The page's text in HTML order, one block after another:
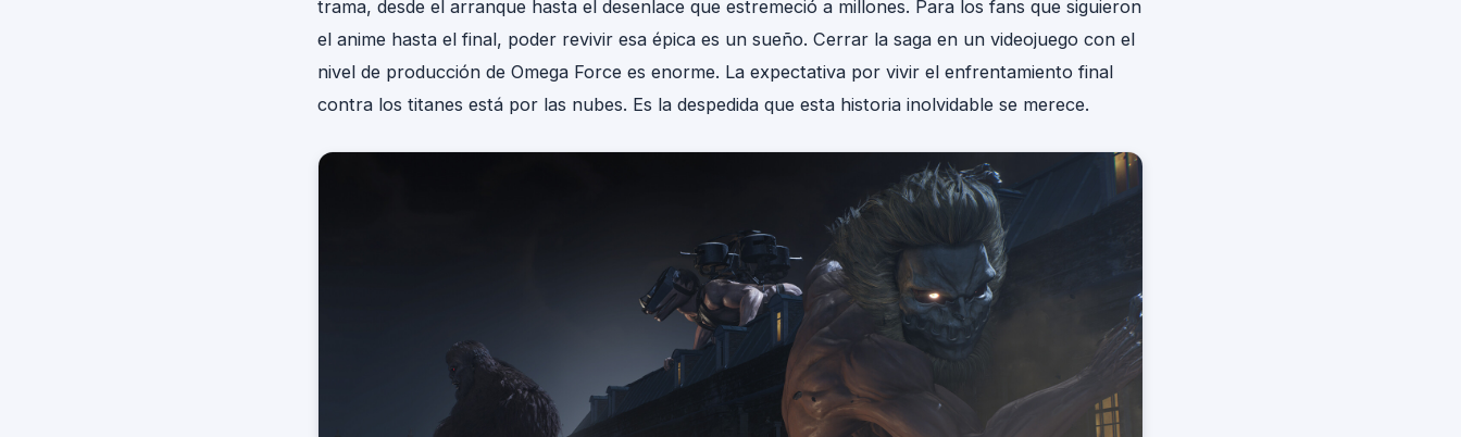
trama, desde el arranque hasta el desenlace que estremeció a millones. Para los fans que siguieron
el anime hasta el final, poder revivir esa épica es un sueño. Cerrar la saga en un videojuego con el
nivel de producción de Omega Force es enorme. La expectativa por vivir el enfrentamiento final
contra los titanes está por las nubes. Es la despedida que esta historia inolvidable se merece.